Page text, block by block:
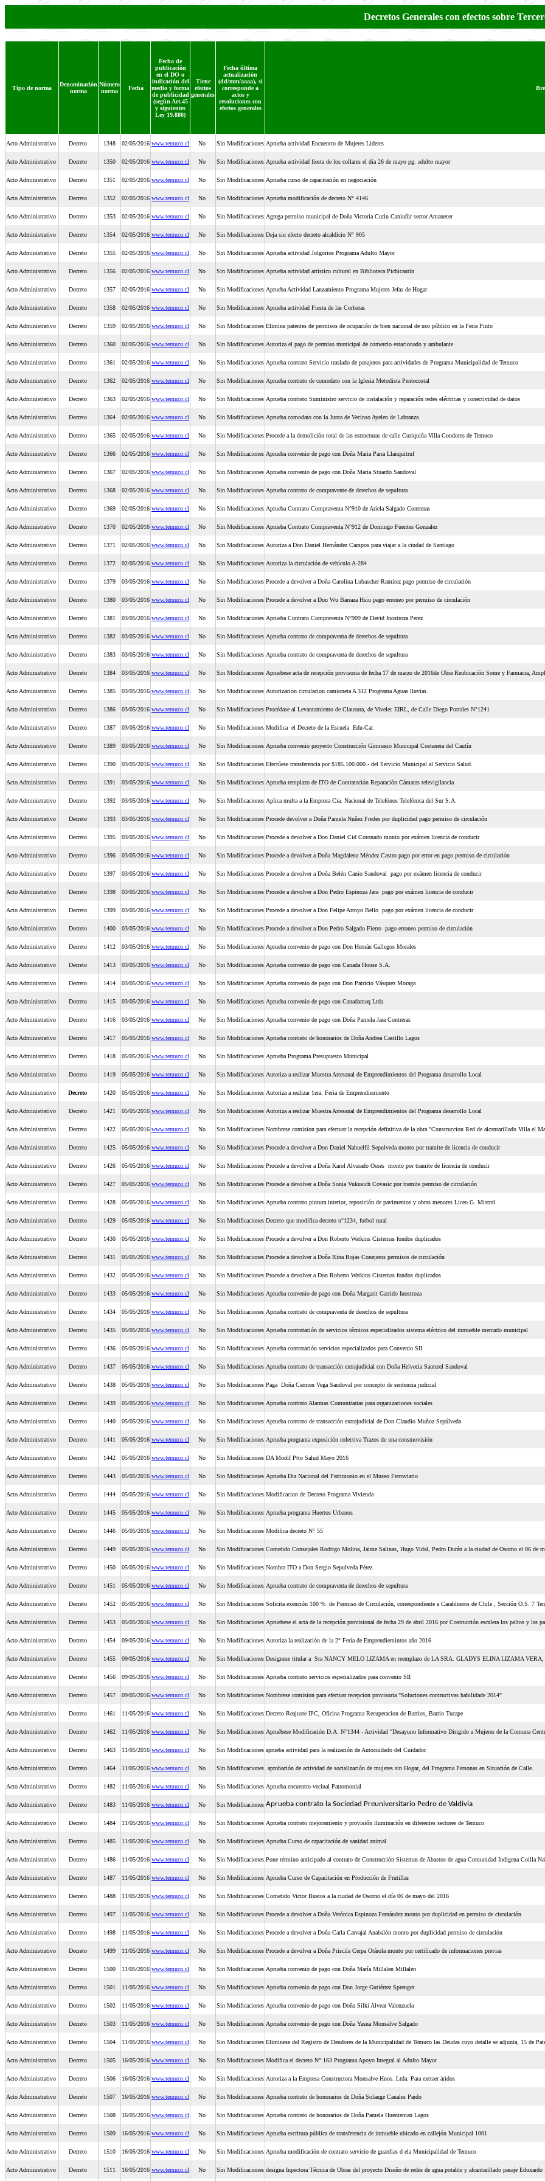
Decretos Generales con efectos sobre
Tipo de norma
Denominación
norma
Número
norma
Fecha
Fecha de
publicación
en el DO o
indicación del
medio y forma
de publicidad
(según Art.45
y siguientes
Ley 19.880)
Tiene
efectos
generales
Fecha última
actualización
(dd/mm/aaaa), si
corresponde a
actos y
resoluciones con
efectos generales
Acto Administrativo Decreto 1348 02/05/2016 www.temuco.cl No Sin Modificaciones Aprueba actividad Encuentro de Mujeres Lideres
Acto Administrativo Decreto 1350 02/05/2016 www.temuco.cl No Sin Modificaciones Aprueba actividad fiesta de los collares el dia 26 de mayo pg. adulto mayor
Acto Administrativo Decreto 1351 02/05/2016 www.temuco.cl No Sin Modificaciones Aprueba curso de capacitación en negociación
Acto Administrativo Decreto 1352 02/05/2016 www.temuco.cl No Sin Modificaciones Aprueba modificación de decreto N° 4146
Acto Administrativo Decreto 1353 02/05/2016 www.temuco.cl No Sin Modificaciones Agrega permiso municipal de Doña Victoria Curin Caniuñir sector Amanecer
Acto Administrativo Decreto 1354 02/05/2016 www.temuco.cl No Sin Modificaciones Deja sin efecto decreto alcaldicio N° 905
Acto Administrativo Decreto 1355 02/05/2016 www.temuco.cl No Sin Modificaciones Aprueba actividad Jolgorios Programa Adulto Mayor
Acto Administrativo Decreto 1356 02/05/2016 www.temuco.cl No Sin Modificaciones Aprueba actividad artistico cultural en Biblioteca Pichicautin
Acto Administrativo Decreto 1357 02/05/2016 www.temuco.cl No Sin Modificaciones Aprueba Actividad Lanzamiento Programa Mujeres Jefas de Hogar
Acto Administrativo Decreto 1358 02/05/2016 www.temuco.cl No Sin Modificaciones Aprueba actividad Fiesta de las Corbatas
Acto Administrativo Decreto 1359 02/05/2016 www.temuco.cl No Sin Modificaciones Elimina patentes de permisos de ocupación de bien nacional de uso público en la Feria Pinto
Acto Administrativo Decreto 1360 02/05/2016 www.temuco.cl No Sin Modificaciones Autoriza el pago de permiso municipal de comercio estacionado y ambulante
Acto Administrativo Decreto 1361 02/05/2016 www.temuco.cl No Sin Modificaciones Aprueba contrato Servicio traslado de pasajeros para actividades de Programa Municipalidad de Temuco
Acto Administrativo Decreto 1362 02/05/2016 www.temuco.cl No Sin Modificaciones Aprueba contrato de comodato con la Iglesia Metodista Pentecostal
Acto Administrativo Decreto 1363 02/05/2016 www.temuco.cl No Sin Modificaciones Aprueba contrato Suministro servicio de instalación y reparación redes eléctricas y conectividad de datos
Acto Administrativo Decreto 1364 02/05/2016 www.temuco.cl No Sin Modificaciones Aprueba comodato con la Junta de Vecinso Ayelen de Labranza
Acto Administrativo Decreto 1365 02/05/2016 www.temuco.cl No Sin Modificaciones Procede a la demolición total de las estructuras de calle Curiquiña Villa Condores de Temuco
Acto Administrativo Decreto 1366 02/05/2016 www.temuco.cl No Sin Modificaciones Aprueba convenio de pago con Doña Maria Parra Llanquitruf
Acto Administrativo Decreto 1367 02/05/2016 www.temuco.cl No Sin Modificaciones Aprueba convenio de pago con Doña Maria Stuardo Sandoval
Acto Administrativo Decreto 1368 02/05/2016 www.temuco.cl No Sin Modificaciones Aprueba contrato de compravente de derechos de sepultura
Acto Administrativo Decreto 1369 02/05/2016 www.temuco.cl No Sin Modificaciones Aprueba Contrato Compraventa N°910 de Ariela Salgado Contreras
Acto Administrativo Decreto 1370 02/05/2016 www.temuco.cl No Sin Modificaciones Aprueba Contrato Compraventa N°912 de Domingo Fuentes Gonzalez
Acto Administrativo Decreto 1371 02/05/2016 www.temuco.cl No Sin Modificaciones Autoriza a Don Daniel Hernández Campos para viajar a la ciudad de Santiago
Acto Administrativo Decreto 1372 02/05/2016 www.temuco.cl No Sin Modificaciones Autoriza la circulación de vehículo A-284
Acto Administrativo Decreto 1379 03/05/2016 www.temuco.cl No Sin Modificaciones Procede a devolver a Doña Carolina Lubascher Ramirez pago permiso de circulación
Acto Administrativo Decreto 1380 03/05/2016 www.temuco.cl No Sin Modificaciones Procede a devolver a Don Wu Barraza Hsiu pago erroneo por permiso de circulación
Acto Administrativo Decreto 1381 03/05/2016 www.temuco.cl No Sin Modificaciones Aprueba Contrato Compraventa N°909 de David Inostroza Perez
Acto Administrativo Decreto 1382 03/05/2016 www.temuco.cl No Sin Modificaciones Aprueba contrato de compraventa de derechos de sepultura
Acto Administrativo Decreto 1383 03/05/2016 www.temuco.cl No Sin Modificaciones Aprueba contrato de compraventa de derechos de sepultura
Acto Administrativo Decreto 1384 03/05/2016 www.temuco.cl No Sin Modificaciones Apruebese acta de recepción provisoria de fecha 17 de marzo de 2016de Obra Reubicación Some y Farmacia,
Acto Administrativo Decreto 1385 03/05/2016 www.temuco.cl No Sin Modificaciones Autorizacion circulacion camioneta A 312 Programa Aguas lluvias.
Acto Administrativo Decreto 1386 03/05/2016 www.temuco.cl No Sin Modificaciones Procédase al Levantamiento de Clausura, de Vivelec EIRL, de Calle Diego Portales N°1241
Acto Administrativo Decreto 1387 03/05/2016 www.temuco.cl No Sin Modificaciones Modifica el Decreto de la Escuela Edu-Car.
Acto Administrativo Decreto 1389 03/05/2016 www.temuco.cl No Sin Modificaciones Aprueba convenio proyecto Construcción Gimnasio Municipal Costanera del Cautín
Acto Administrativo Decreto 1390 03/05/2016 www.temuco.cl No Sin Modificaciones Efectúese transferencia por $185.100.000.- del Servicio Municipal al Servicio Salud.
Acto Administrativo Decreto 1391 03/05/2016 www.temuco.cl No Sin Modificaciones Aprueba remplazo de ITO de Contratación Reparación Cámaras televigilancia
Acto Administrativo Decreto 1392 03/05/2016 www.temuco.cl No Sin Modificaciones Aplica multa a la Empresa Cia. Nacional de Telefónos Telefónica del Sur S.A.
Acto Administrativo Decreto 1393 03/05/2016 www.temuco.cl No Sin Modificaciones Procede devolver a Doña Pamela Nuñez Fredes por duplicidad pago permiso de circulación
Acto Administrativo Decreto 1395 03/05/2016 www.temuco.cl No Sin Modificaciones Procede a devolver a Don Daniel Cid Coronado monto por exámen licencia de conducir
Acto Administrativo Decreto 1396 03/05/2016 www.temuco.cl No Sin Modificaciones Procede a devolver a Doña Magdalena Méndez Castro pago por error en pago permiso de circulación
Acto Administrativo Decreto 1397 03/05/2016 www.temuco.cl No Sin Modificaciones Procede a devolver a Doña Belén Canio Sandoval pago por exámen licencia de conducir
Acto Administrativo Decreto 1398 03/05/2016 www.temuco.cl No Sin Modificaciones Procede a devolver a Don Pedro Espinoza Jara pago por exámen licencia de conducir
Acto Administrativo Decreto 1399 03/05/2016 www.temuco.cl No Sin Modificaciones Procede a devolver a Don Felipe Arroyo Bello pago por exámen licencia de conducir
Acto Administrativo Decreto 1400 03/05/2016 www.temuco.cl No Sin Modificaciones Procede a devolver a Don Pedro Salgado Fierro pago erroneo permiso de circulación
Acto Administrativo Decreto 1412 03/05/2016 www.temuco.cl No Sin Modificaciones Aprueba convenio de pago con Don Hernán Gallegos Morales
Acto Administrativo Decreto 1413 03/05/2016 www.temuco.cl No Sin Modificaciones Aprueba convenio de pago con Canada House S.A.
Acto Administrativo Decreto 1414 03/05/2016 www.temuco.cl No Sin Modificaciones Aprueba convenio de pago con Don Patricio Vásquez Moraga
Acto Administrativo Decreto 1415 03/05/2016 www.temuco.cl No Sin Modificaciones Aprueba convenio de pago con Canadamaq Ltda.
Acto Administrativo Decreto 1416 03/05/2016 www.temuco.cl No Sin Modificaciones Aprueba convenio de pago con Doña Pamela Jara Contreras
Acto Administrativo Decreto 1417 05/05/2016 www.temuco.cl No Sin Modificaciones Aprueba contrato de honorarios de Doña Andrea Castillo Lagos
Acto Administrativo Decreto 1418 05/05/2016 www.temuco.cl No Sin Modificaciones Aprueba Programa Presupuesto Municipal
Acto Administrativo Decreto 1419 05/05/2016 www.temuco.cl No Sin Modificaciones Autoriza a realizar Muestra Artesanal de Emprendimientos del Programa desarrollo Local
Acto Administrativo Decreto 1420 05/05/2016 www.temuco.cl No Sin Modificaciones Autoriza a realizar 1era. Feria de Emprendiemiento
Acto Administrativo Decreto 1421 05/05/2016 www.temuco.cl No Sin Modificaciones Autoriza a realizar Muestra Artesanal de Emprendimientos del Programa desarrollo Local
Acto Administrativo Decreto 1422 05/05/2016 www.temuco.cl No Sin Modificaciones Nombrese comision para efectuar la recepción definitiva de la obra "Construccion Red de alcantarillado Villa el
Acto Administrativo Decreto 1425 05/05/2016 www.temuco.cl No Sin Modificaciones Procede a devolver a Don Daniel Nahuelfil Sepulveda monto por tramite de licencia de conducir
Acto Administrativo Decreto 1426 05/05/2016 www.temuco.cl No Sin Modificaciones Procede a devolver a Doña Karol Alvarado Osses monto por tramite de licencia de conducir
Acto Administrativo Decreto 1427 05/05/2016 www.temuco.cl No Sin Modificaciones Procede a devolver a Doña Sonia Vukusich Covasic por tramite permiso de circulación
Acto Administrativo Decreto 1428 05/05/2016 www.temuco.cl No Sin Modificaciones Aprueba contrato pintura interior, reposición de pavimentos y obras menores Liceo G. Mistral
Acto Administrativo Decreto 1429 05/05/2016 www.temuco.cl No Sin Modificaciones Decreto que modifica decreto n°1234, futbol rural
Acto Administrativo Decreto 1430 05/05/2016 www.temuco.cl No Sin Modificaciones Procede a devolver a Don Roberto Watkins Cisternas fondos duplicados
Acto Administrativo Decreto 1431 05/05/2016 www.temuco.cl No Sin Modificaciones Procede a devolver a Doña Rina Rojas Conejeros permisos de circulación
Acto Administrativo Decreto 1432 05/05/2016 www.temuco.cl No Sin Modificaciones Procede a devolver a Don Roberto Watkins Cisternas fondos duplicados
Acto Administrativo Decreto 1433 05/05/2016 www.temuco.cl No Sin Modificaciones Aprueba convenio de pago con Doña Margarit Garrido Inostroza
Acto Administrativo Decreto 1434 05/05/2016 www.temuco.cl No Sin Modificaciones Aprueba contrato de compraventa de derechos de sepultura
Acto Administrativo Decreto 1435 05/05/2016 www.temuco.cl No Sin Modificaciones Aprueba contratación de servicios técnicos especializados sistema eléctrico del inmueble mercado municipal
Acto Administrativo Decreto 1436 05/05/2016 www.temuco.cl No Sin Modificaciones Aprueba contratación servicios especializados para Convenio SII
Acto Administrativo Decreto 1437 05/05/2016 www.temuco.cl No Sin Modificaciones Aprueba contrato de transacción extrajudicial con Doña Helvecia Sauterel Sandoval
Acto Administrativo Decreto 1438 05/05/2016 www.temuco.cl No Sin Modificaciones Paga Doña Carmen Vega Sandoval por concepto de sentencia judicial
Acto Administrativo Decreto 1439 05/05/2016 www.temuco.cl No Sin Modificaciones Aprueba contrato Alarmas Comunitarias para organizaciones sociales
Acto Administrativo Decreto 1440 05/05/2016 www.temuco.cl No Sin Modificaciones Aprueba contrato de transacción extrajudicial de Don Claudio Muñoz Sepúlveda
Acto Administrativo Decreto 1441 05/05/2016 www.temuco.cl No Sin Modificaciones Aprueba programa exposición colectiva Trazos de una consmovisión
Acto Administrativo Decreto 1442 05/05/2016 www.temuco.cl No Sin Modificaciones DA Modif Ptto Salud Mayo 2016
Acto Administrativo Decreto 1443 05/05/2016 www.temuco.cl No Sin Modificaciones Aprueba Dia Nacional del Patrimonio en el Museo Ferroviario
Acto Administrativo Decreto 1444 05/05/2016 www.temuco.cl No Sin Modificaciones Modificacion de Decreto Programa Vivienda
Acto Administrativo Decreto 1445 05/05/2016 www.temuco.cl No Sin Modificaciones Aprueba programa Huertos Urbanos
Acto Administrativo Decreto 1446 05/05/2016 www.temuco.cl No Sin Modificaciones Modifica decreto N° 55
Acto Administrativo Decreto 1449 05/05/2016 www.temuco.cl No Sin Modificaciones Cometido Consejales Rodrigo Molina, Jaime Salinas, Hugo Vidal, Pedro Durán a la ciudad de Osorno el 06 de
Acto Administrativo Decreto 1450 05/05/2016 www.temuco.cl No Sin Modificaciones Nombra ITO a Don Sergio Sepulveda Pérez
Acto Administrativo Decreto 1451 05/05/2016 www.temuco.cl No Sin Modificaciones Aprueba contrato de compraventa de derechos de sepultura
Acto Administrativo Decreto 1452 05/05/2016 www.temuco.cl No Sin Modificaciones Solicita exención 100 % de Permiso de Circulación, correspondiente a Carabineros de Chile , Sección O.S. 7
Acto Administrativo Decreto 1453 05/05/2016 www.temuco.cl No Sin Modificaciones Apruebese el acta de la recepción provisional de fecha 29 de abril 2016 por Costrucción escalera los paltos y las
Acto Administrativo Decreto 1454 09/05/2016 www.temuco.cl No Sin Modificaciones Autoriza la realización de la 2° Feria de Emprendiemintos año 2016
Acto Administrativo Decreto 1455 09/05/2016 www.temuco.cl No Sin Modificaciones Designese titular a Sra NANCY MELO LIZAMA en reemplazo de LA SRA. GLADYS ELINA LIZAMA VERA,
Acto Administrativo Decreto 1456 09/05/2016 www.temuco.cl No Sin Modificaciones Aprueba contrato servicios especializados para convenio SII
Acto Administrativo Decreto 1457 09/05/2016 www.temuco.cl No Sin Modificaciones Nombrese comision para efectuar recepcion provisoria "Soluciones contructivas habilidade 2014"
Acto Administrativo Decreto 1461 11/05/2016 www.temuco.cl No Sin Modificaciones Decreto Reajuste IPC, Oficina Programa Recuperacion de Barrios, Barrio Tucape
Acto Administrativo Decreto 1462 11/05/2016 www.temuco.cl No Sin Modificaciones Apruébese Modificación D.A. N°1344 - Actividad "Desayuno Informativo Dirigido a Mujeres de la Comuna
Acto Administrativo Decreto 1463 11/05/2016 www.temuco.cl No Sin Modificaciones aprueba actividad para la realización de Autocuidado del Cuidador.
Acto Administrativo Decreto 1464 11/05/2016 www.temuco.cl No Sin Modificaciones aprobación de actividad de socialización de mujeres sin Hogar, del Programa Personas en Situación de Calle.
Acto Administrativo Decreto 1482 11/05/2016 www.temuco.cl No Sin Modificaciones Aprueba encuentro vecinal Patromonial
Acto Administrativo Decreto 1483 11/05/2016 www.temuco.cl No Sin Modificaciones Aprueba contrato la Sociedad Preuniversitario Pedro de Valdivia
Acto Administrativo Decreto 1484 11/05/2016 www.temuco.cl No Sin Modificaciones Aprueba contrato mejoramiento y provisión iluminación en diferentes sectores de Temuco
Acto Administrativo Decreto 1485 11/05/2016 www.temuco.cl No Sin Modificaciones Aprueba Curso de capacitación de sanidad animal
Acto Administrativo Decreto 1486 11/05/2016 www.temuco.cl No Sin Modificaciones Pone término anticipado al contrato de Construcción Sistemas de Abastos de agua Comunidad Indigena Coilla
Acto Administrativo Decreto 1487 11/05/2016 www.temuco.cl No Sin Modificaciones Aprueba Curso de Capacitación en Producción de Frutillas
Acto Administrativo Decreto 1488 11/05/2016 www.temuco.cl No Sin Modificaciones Cometido Victor Bustos a la ciudad de Osorno el día 06 de mayo del 2016
Acto Administrativo Decreto 1497 11/05/2016 www.temuco.cl No Sin Modificaciones Procede a devolver a Doña Verónica Espinoza Fernández monto por duplicidad en permiso de circulación
Acto Administrativo Decreto 1498 11/05/2016 www.temuco.cl No Sin Modificaciones Procede a devolver a Doña Carla Carvajal Anabalón monto por duplicidad permiso de circulación
Acto Administrativo Decreto 1499 11/05/2016 www.temuco.cl No Sin Modificaciones Procede a devolver a Doña Priscila Cerpa Otárola monto por certificado de informaciones previas
Acto Administrativo Decreto 1500 11/05/2016 www.temuco.cl No Sin Modificaciones Aprueba convenio de pago con Doña María Millalen Millalen
Acto Administrativo Decreto 1501 11/05/2016 www.temuco.cl No Sin Modificaciones Aprueba convenio de pago con Don Jorge Gutiérrez Sprenger
Acto Administrativo Decreto 1502 11/05/2016 www.temuco.cl No Sin Modificaciones Aprueba convenio de pago con Doña Silki Alvear Valenzuela
Acto Administrativo Decreto 1503 11/05/2016 www.temuco.cl No Sin Modificaciones Aprueba convenio de pago con Doña Yasna Monsalve Salgado
Acto Administrativo Decreto 1504 11/05/2016 www.temuco.cl No Sin Modificaciones Eliminese del Registro de Deudores de la Municipalidad de Temuco las Deudas cuyo detalle se adjunta, 15 de
Acto Administrativo Decreto 1505 16/05/2016 www.temuco.cl No Sin Modificaciones Modifica el decreto N° 163 Programa Apoyo Integral al Adulto Mayor
Acto Administrativo Decreto 1506 16/05/2016 www.temuco.cl No Sin Modificaciones Autoriza a la Empresa Constructora Monsalve Hnos. Ltda. Para extraer áridos
Acto Administrativo Decreto 1507 16/05/2016 www.temuco.cl No Sin Modificaciones Aprueba contrato de honorarios de Doña Solange Canales Pardo
Acto Administrativo Decreto 1508 16/05/2016 www.temuco.cl No Sin Modificaciones Aprueba contrato de honorarios de Doña Pamela Huenteman Lagos
Acto Administrativo Decreto 1509 16/05/2016 www.temuco.cl No Sin Modificaciones Aprueba escritura pública de transferencia de inmueble ubicado en callejón Municipal 1001
Acto Administrativo Decreto 1510 16/05/2016 www.temuco.cl No Sin Modificaciones Aprueba modificación de contrato servicio de guardias d ela Municipalidad de Temuco
Acto Administrativo Decreto 1511 16/05/2016 www.temuco.cl No Sin Modificaciones designa Inpectora Técnica de Obras del proyecto Diseño de redes de agua potable y alcantarillado pasaje